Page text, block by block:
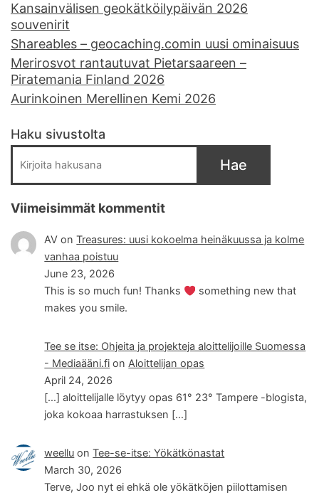
Kansainvälisen geokätköilypäivän 2026
souvenirit
Shareables – geocaching.comin uusi ominaisuus
Merirosvot rantautuvat Pietarsaareen –
Piratemania Finland 2026
Aurinkoinen Merellinen Kemi 2026
Haku sivustolta
Hae
Viimeisimmät kommentit
AV onTreasures: uusi kokoelma heinäkuussa ja kolme
vanhaa poistuu
June 23, 2026
This is so much fun! Thanks
something new that
makes you smile.
Tee se itse: Ohjeita ja projekteja aloittelijoille Suomessa
- Mediaääni.fi onAloittelijan opas
April 24, 2026
[…] aloittelijalle löytyy opas 61° 23° Tampere -blogista,
joka kokoaa harrastuksen […]
weellu onTee-se-itse: Yökätkönastat
March 30, 2026
Terve, Joo nyt ei ehkä ole yökätköjen piilottamisen